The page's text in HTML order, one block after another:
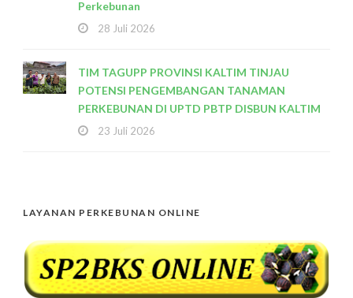
Perkebunan
28 Juli 2026
TIM TAGUPP PROVINSI KALTIM TINJAU
POTENSI PENGEMBANGAN TANAMAN
PERKEBUNAN DI UPTD PBTP DISBUN KALTIM
23 Juli 2026
LAYANAN PERKEBUNAN ONLINE